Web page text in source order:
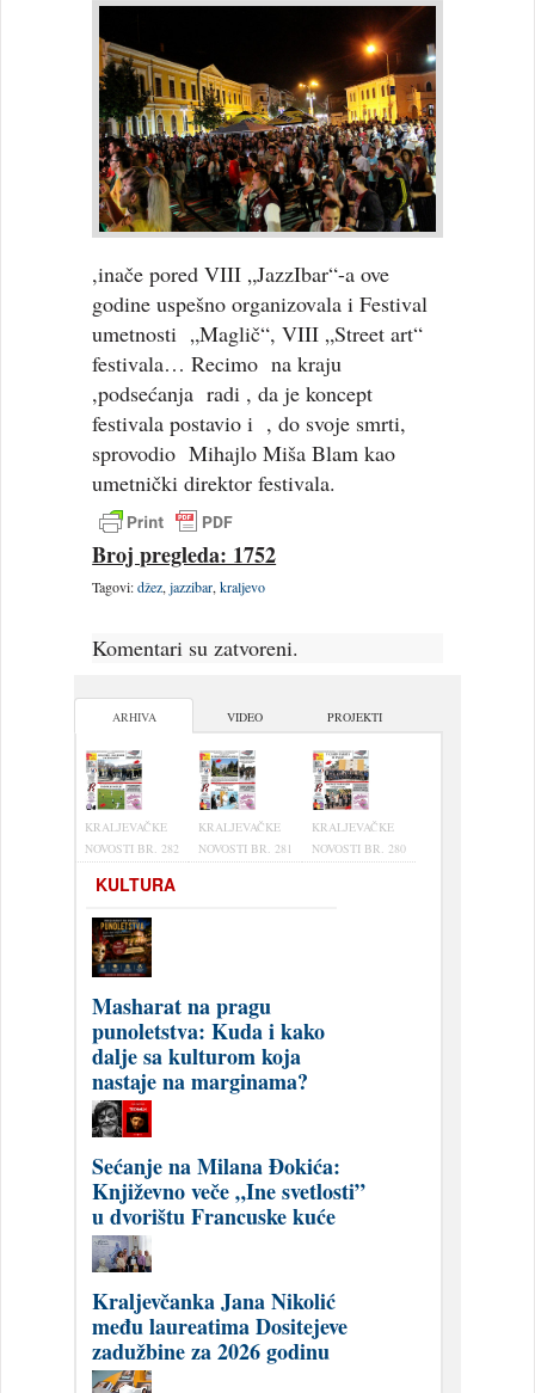
,inače pored VIII „JazzIbar“-a ove
godine uspešno organizovala i Festival
umetnosti „Maglič“, VIII „Street art“
festivala… Recimo na kraju
,podsećanja radi , da je koncept
festivala postavio i , do svoje smrti,
sprovodio Mihajlo Miša Blam kao
umetnički direktor festivala.
Broj pregleda: 1752
Tagovi:džez,jazzibar,kraljevo
Komentari su zatvoreni.
ARHIVA VIDEO PROJEKTI
KRALJEVAČKE
NOVOSTI BR. 282
KRALJEVAČKE
NOVOSTI BR. 281
KRALJEVAČKE
NOVOSTI BR. 280
KULTURA
Masharat na pragu
punoletstva: Kuda i kako
dalje sa kulturom koja
nastaje na marginama?
Sećanje na Milana Đokića:
Književno veče „Ine svetlosti”
u dvorištu Francuske kuće
Kraljevčanka Jana Nikolić
među laureatima Dositejeve
zadužbine za 2026 godinu